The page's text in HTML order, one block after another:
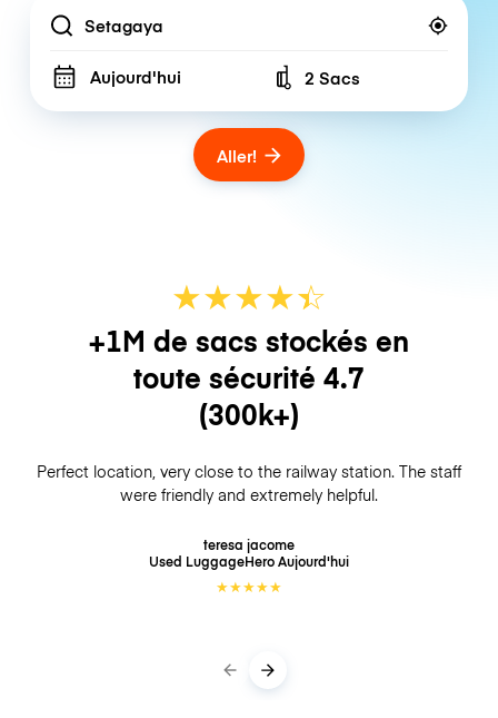
Location
Aujourd'hui Number of bags
2 Sacs
Aller!
★★★★☆
★
+1M de sacs stockés en
toute sécurité 4.7
(300k+)
Perfect location, very close to the railway station. The staff
were friendly and extremely helpful.
teresa jacome
Used LuggageHeroAujourd'hui
★★★★★